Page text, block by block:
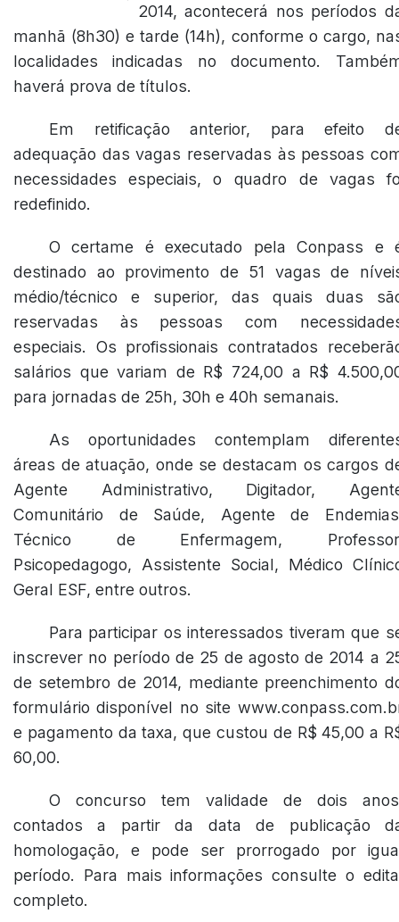
2014, acontecerá nos períodos
manhã (8h30) e tarde (14h), conforme o cargo,
localidades indicadas no documento.
haverá prova de títulos.
Em retificação anterior, para efeito
adequação das vagas reservadas às pessoas
necessidades especiais, o quadro de vagas
redefinido.
O certame é executado pela Conpass e
destinado ao provimento de 51 vagas de
médio/técnico e superior, das quais duas
reservadas às pessoas com
especiais. Os profissionais contratados
salários que variam de R$ 724,00 a R$
para jornadas de 25h, 30h e 40h semanais.
As oportunidades contemplam
áreas de atuação, onde se destacam os cargos
Agente Administrativo, Digitador,
Comunitário de Saúde, Agente de
Técnico de Enfermagem,
Psicopedagogo, Assistente Social, Médico
Geral ESF, entre outros.
Para participar os interessados tiveram que
inscrever no período de 25 de agosto de 2014 a
de setembro de 2014, mediante preenchimento
formulário disponível no site
e pagamento da taxa, que custou de R$ 45,00 a
60,00.
O concurso tem validade de dois
contados a partir da data de publicação
homologação, e pode ser prorrogado por
período. Para mais informações consulte o
completo.